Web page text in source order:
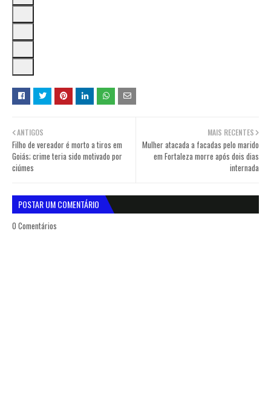
MAIS RECENTES
Mulher atacada a facadas pelo marido
em Fortaleza morre após dois dias
internada
ANTIGOS
Filho de vereador é morto a tiros em
Goiás; crime teria sido motivado por
ciúmes
POSTAR UM COMENTÁRIO
0 Comentários